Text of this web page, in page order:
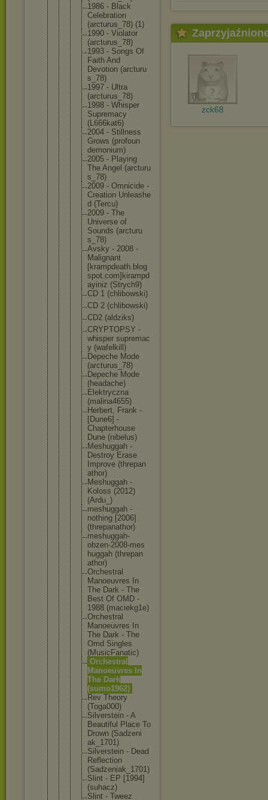
1986 - Black
Celebration
(arcturus_78) (1)
1990 - Violator
(arcturus_78)
1993 - Songs Of
Faith And
Devotion (arcturu
s_78)
1997 - Ultra
(arcturus_78)
1998 - Whisper
Supremacy
(L666kat6)
2004 - Stillness
Grows (profoun
demonium)
2005 - Playing
The Angel (arcturu
s_78)
2009 - Omnicide -
Creation Unleashe
d (Tercu)
2009 - The
Universe of
Sounds (arcturu
s_78)
Avsky - 2008 -
Malignant
[krampdeath.blog
spot.com]kirampd
ayiniz (Strych9)
CD 1 (chlibowski)
CD 2 (chlibowski)
CD2 (aldziks)
CRYPTOPSY -
whisper supremac
y (wafelki ll)
Depeche Mode
(arcturus_78)
Depeche Mode
(headache)
Elektryczna
(malina4655)
Herbert, Frank -
[Dune6] -
Chapterhouse
Dune (nibelus)
Meshuggah -
Destroy Erase
Improve (threpan
athor)
Meshuggah -
Koloss (2012)
(Ardu_)
meshuggah -
nothing [2006]
(threpanathor)
meshuggah-
obzen-2008-mes
huggah (threpan
athor)
Orchestral
Manoeuvres In
The Dark - The
Best Of OMD -
1988 (maciekg1e)
Orchestral
Manoeuvres In
The Dark - The
Omd Singles
(MusicFanatic)
Orchestral
Manoeuvres In
The Dark
(sumo1962)
Rev Theory
(Toga000)
Silverstein - A
Beautifu l Place To
Drown (Sadzeni
ak_1701)
Silverstein - Dead
Reflection
(Sadzeniak_1701)
Slint - EP [1994]
(suhacz)
Slint - Tweez
zck68